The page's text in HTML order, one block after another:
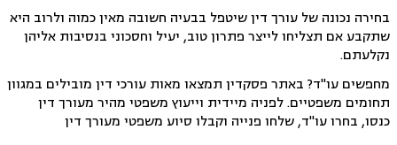
בחירה נכונה של עורך דין שיטפל בבעיה חשובה מאין כמוה ולרוב היא
שתקבע אם תצליחו לייצר פתרון טוב, יעיל וחסכוני בנסיבות אליהן
נקלעתם.
מחפשים עו"ד? באתר פסקדין תמצאו מאות עורכי דין מובילים במגוון
תחומים משפטיים. לפניה מיידית וייעוץ משפטי מהיר מעורך דין
כנסו, בחרו עו"ד, שלחו פנייה וקבלו סיוע משפטי מעורך דין